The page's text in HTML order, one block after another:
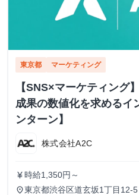
東京都 マーケティング
【SNS×マーケティング
成果の数値化を求めるイ
ンターン】
株式会社A2C
currency_yen 時給1,350円～
place東京都渋谷区道玄坂1丁目12-